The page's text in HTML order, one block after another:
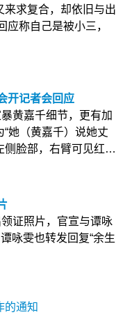
来求复合，却依旧与出
称自己是被小三，
开记者会回应
黄嘉千细节，更有加
她（黄嘉千）说她丈
侧脸部，右臂可见红…
证照片，官宣与谭咏
咏雯也转发回复“余生
的通知